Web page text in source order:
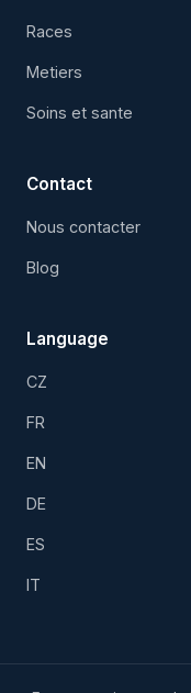
Races
Metiers
Soins et sante
Contact
Nous contacter
Blog
Language
CZ
FR
EN
DE
ES
IT